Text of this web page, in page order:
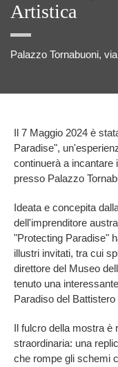
Artistica
Palazzo Tornabuoni,
Il 7 Maggio 2024 è
Paradise",
continuerà a incantare
presso Palazzo
Ideata e concepita
dell'imprenditore
"Protecting Paradise"
illustri invitati, tra cui
direttore del Museo
tenuto una
Paradiso del
Il fulcro della mostra è
straordinaria: una
che rompe gli schemi